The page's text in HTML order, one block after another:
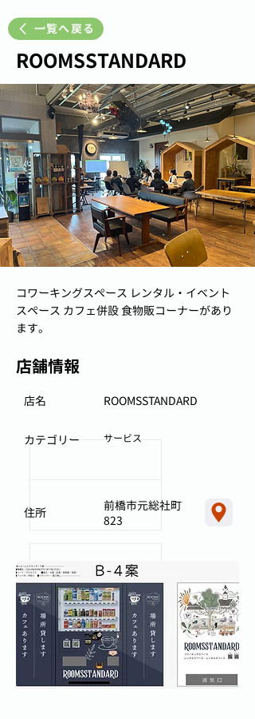
一覧へ戻る
ROOMSSTANDARD
コワーキングスペース レンタル・イベント
スペース カフェ併設 食物販コーナーがあり
ます。
店舗情報
ROOMSSTANDARD
店名
サービス
カテゴリー
前橋市元総社町
823
住所